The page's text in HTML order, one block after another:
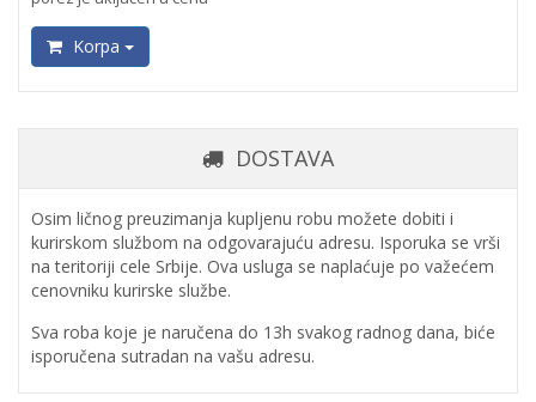
Korpa
DOSTAVA
Osim ličnog preuzimanja kupljenu robu možete dobiti i
kurirskom službom na odgovarajuću adresu. Isporuka se vrši
na teritoriji cele Srbije. Ova usluga se naplaćuje po važećem
cenovniku kurirske službe.
Sva roba koje je naručena do 13h svakog radnog dana, biće
isporučena sutradan na vašu adresu.